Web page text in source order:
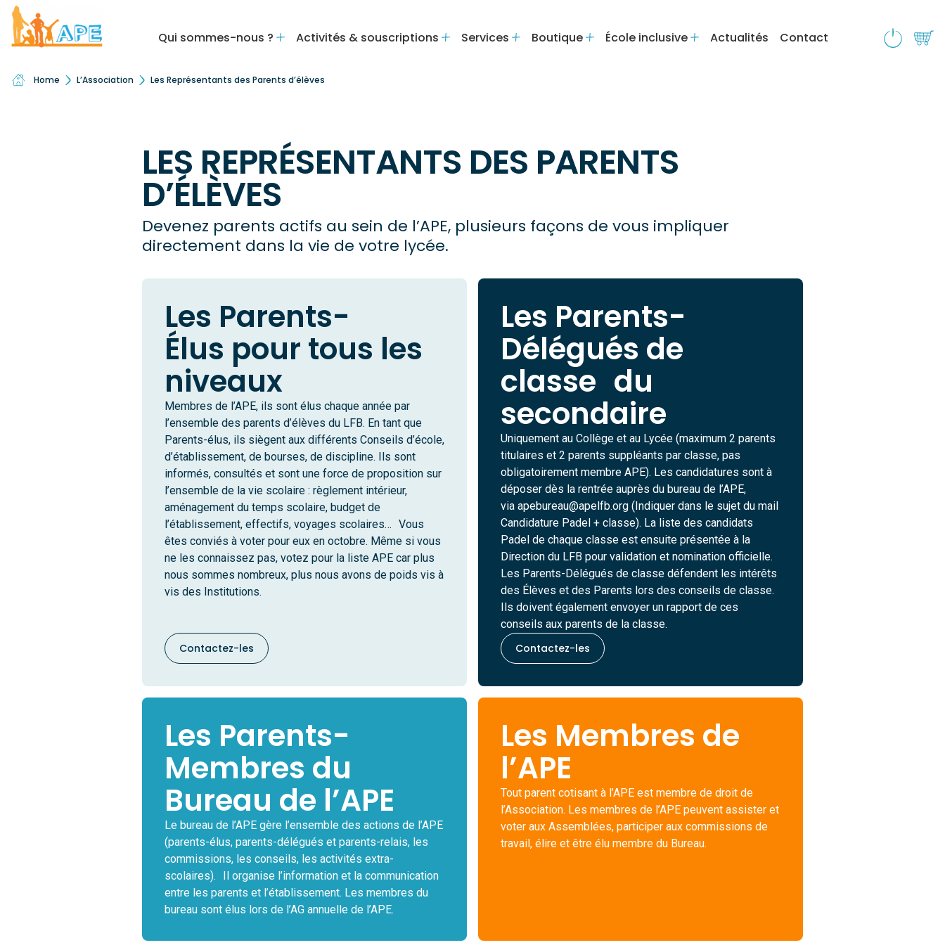
Qui sommes-nous ? Activités & souscriptions Services Boutique École inclusive Actualités Contact
Home L’Association Les Représentants des Parents d’élèves
LES REPRÉSENTANTS DES PARENTS
D’ÉLÈVES
Devenez parents actifs au sein de l’APE, plusieurs façons de vous impliquer
directement dans la vie de votre lycée.
Les Parents-
Élus pour tous les
niveaux
Membres de l’APE, ils sont élus chaque année par
l’ensemble des parents d’élèves du LFB. En tant que
Parents-élus, ils siègent aux différents Conseils d’école,
d’établissement, de bourses, de discipline. Ils sont
informés, consultés et sont une force de proposition sur
l’ensemble de la vie scolaire : règlement intérieur,
aménagement du temps scolaire, budget de
l’établissement, effectifs, voyages scolaires… Vous
êtes conviés à voter pour eux en octobre. Même si vous
ne les connaissez pas, votez pour la liste APE car plus
nous sommes nombreux, plus nous avons de poids vis à
vis des Institutions.
Contactez-les
Les Parents-
Délégués de
classe du
secondaire
Uniquement au Collège et au Lycée (maximum 2 parents
titulaires et 2 parents suppléants par classe, pas
obligatoirement membre APE). Les candidatures sont à
déposer dès la rentrée auprès du bureau de l’APE,
via apebureau@apelfb.org (Indiquer dans le sujet du mail
Candidature Padel + classe). La liste des candidats
Padel de chaque classe est ensuite présentée à la
Direction du LFB pour validation et nomination officielle.
Les Parents-Délégués de classe défendent les intérêts
des Élèves et des Parents lors des conseils de classe.
Ils doivent également envoyer un rapport de ces
conseils aux parents de la classe.
Contactez-les
Les Parents-
Membres du
Bureau de l’APE
Le bureau de l’APE gère l’ensemble des actions de l’APE
(parents-élus, parents-délégués et parents-relais, les
commissions, les conseils, les activités extra-
scolaires). Il organise l’information et la communication
entre les parents et l’établissement. Les membres du
bureau sont élus lors de l’AG annuelle de l’APE.
Les Membres de
l’APE
Tout parent cotisant à l’APE est membre de droit de
l’Association. Les membres de l’APE peuvent assister et
voter aux Assemblées, participer aux commissions de
travail, élire et être élu membre du Bureau.